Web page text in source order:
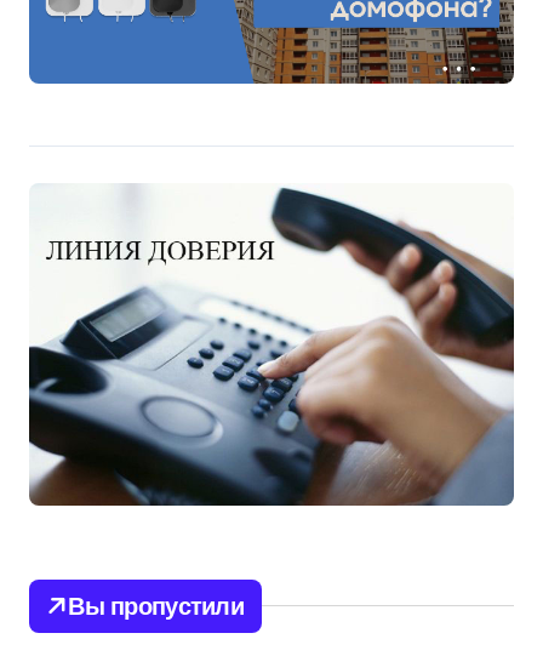
Вы пропустили